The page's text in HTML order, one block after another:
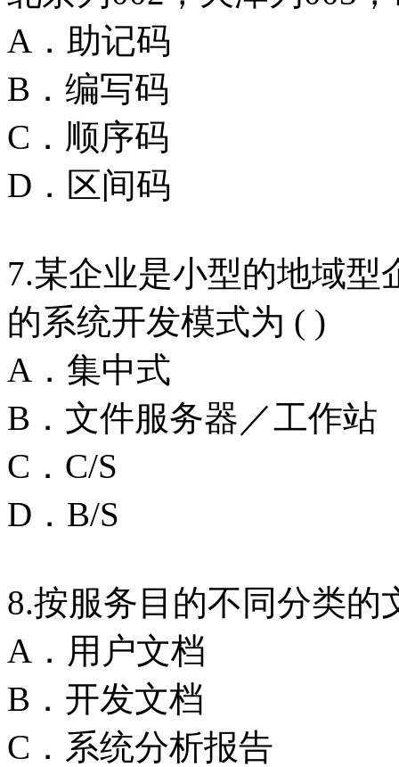
A．助记码
B．编写码
C．顺序码
D．区间码
7.某企业是小型的地域
的系统开发模式为 ( )
A．集中式
B．文件服务器／工作站
C．C/S
D．B/S
8.按服务目的不同分类的
A．用户文档
B．开发文档
C．系统分析报告